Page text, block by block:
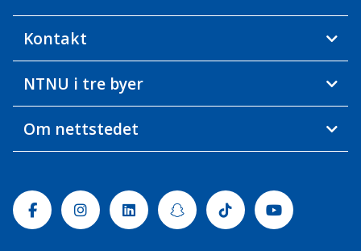
Kontakt
NTNU i tre byer
Om nettstedet
FacebookInstagramLinkedinSnapchatTiktok Youtube